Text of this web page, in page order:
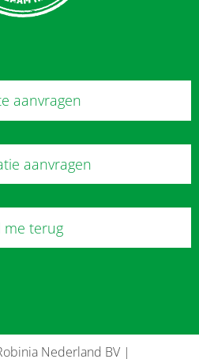
aanvragen
aanvragen
me terug
Nederland BV |